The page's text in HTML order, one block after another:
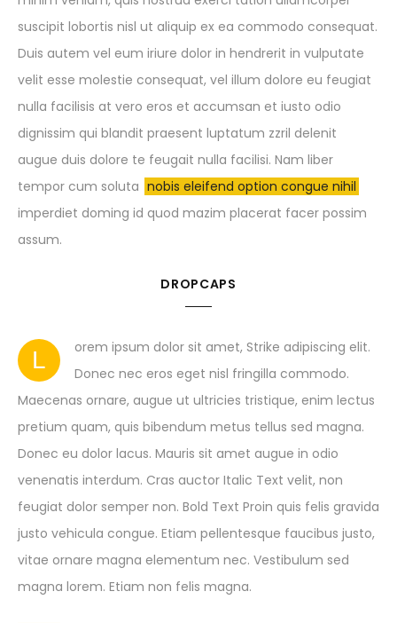
suscipit lobortis nisl ut aliquip ex ea commodo consequat.
Duis autem vel eum iriure dolor in hendrerit in vulputate
velit esse molestie consequat, vel illum dolore eu feugiat
nulla facilisis at vero eros et accumsan et iusto odio
dignissim qui blandit praesent luptatum zzril delenit
augue duis dolore te feugait nulla facilisi. Nam liber
tempor cum soluta nobis eleifend option congue nihil
imperdiet doming id quod mazim placerat facer possim
assum.
DROPCAPS
L
orem ipsum dolor sit amet, Strike adipiscing elit.
Donec nec eros eget nisl fringilla commodo.
Maecenas ornare, augue ut ultricies tristique, enim lectus
pretium quam, quis bibendum metus tellus sed magna.
Donec eu dolor lacus. Mauris sit amet augue in odio
venenatis interdum. Cras auctor Italic Text velit, non
feugiat dolor semper non. Bold Text Proin quis felis gravida
justo vehicula congue. Etiam pellentesque faucibus justo,
vitae ornare magna elementum nec. Vestibulum sed
magna lorem. Etiam non felis magna.